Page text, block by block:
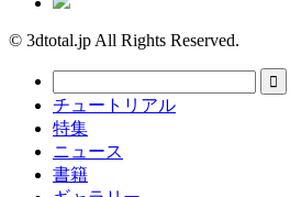
© 3dtotal.jp All Rights Reserved.
チュートリアル
特集
ニュース
書籍